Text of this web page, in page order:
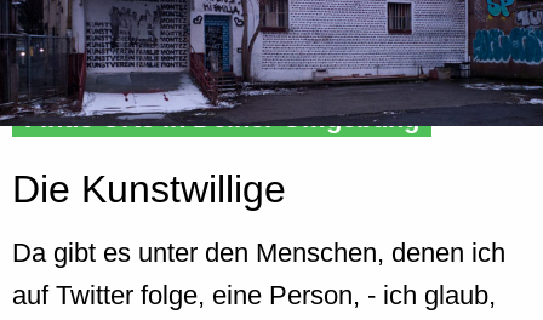
Finde Orte in Deiner Umgebung
Die Kunstwillige
Da gibt es unter den Menschen, denen ich
auf Twitter folge, eine Person, - ich glaub,
Activity
Recent Posts
Home